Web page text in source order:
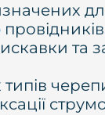
та
типів